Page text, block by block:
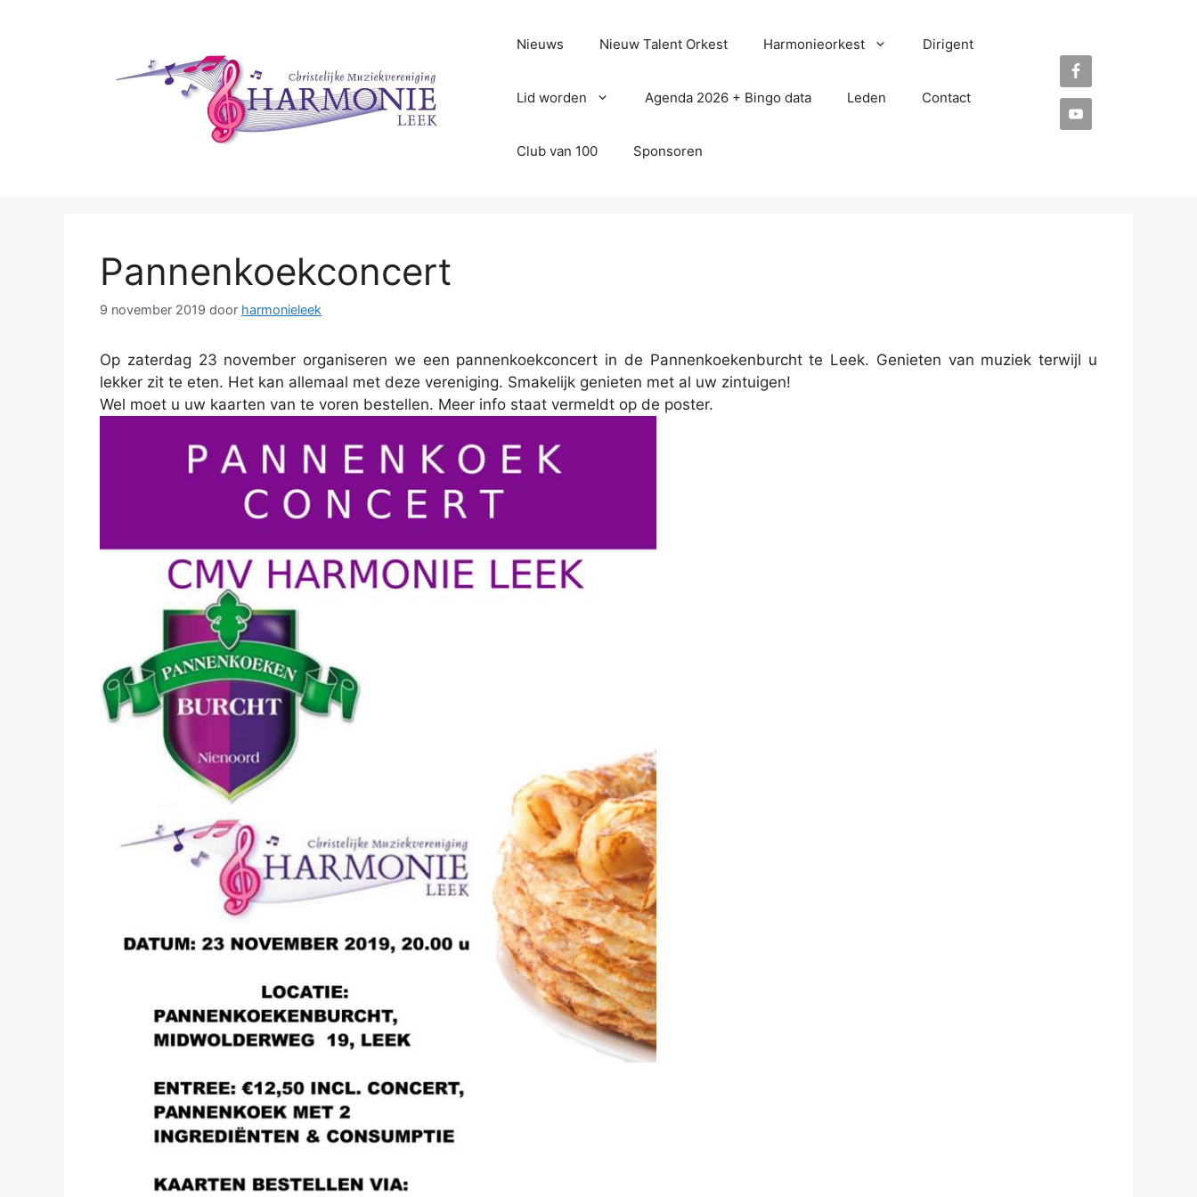
Nieuws Nieuw Talent Orkest Harmonieorkest Dirigent
Lid worden Agenda 2026 + Bingo data Leden Contact
Club van 100 Sponsoren
Pannenkoekconcert
9 november 2019 door harmonieleek
Op zaterdag 23 november organiseren we een pannenkoekconcert in de Pannenkoekenburcht te Leek. Genieten van muziek terwijl u
lekker zit te eten. Het kan allemaal met deze vereniging. Smakelijk genieten met al uw zintuigen!
Wel moet u uw kaarten van te voren bestellen. Meer info staat vermeldt op de poster.